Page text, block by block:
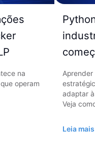
na
operam
adaptar
Veja
Leia mais